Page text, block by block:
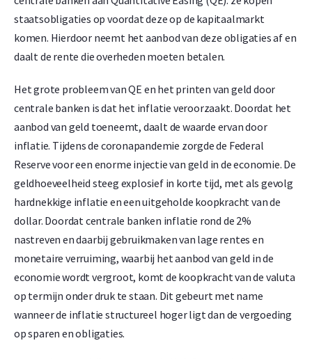
staatsobligaties op voordat deze op de kapitaalmarkt
komen. Hierdoor neemt het aanbod van deze obligaties af en
daalt de rente die overheden moeten betalen.
Het grote probleem van QE en het printen van geld door
centrale banken is dat het inflatie veroorzaakt. Doordat het
aanbod van geld toeneemt, daalt de waarde ervan door
inflatie. Tijdens de coronapandemie zorgde de Federal
Reserve voor een enorme injectie van geld in de economie. De
geldhoeveelheid steeg explosief in korte tijd, met als gevolg
hardnekkige inflatie en een uitgeholde koopkracht van de
dollar. Doordat centrale banken inflatie rond de 2%
nastreven en daarbij gebruikmaken van lage rentes en
monetaire verruiming, waarbij het aanbod van geld in de
economie wordt vergroot, komt de koopkracht van de valuta
op termijn onder druk te staan. Dit gebeurt met name
wanneer de inflatie structureel hoger ligt dan de vergoeding
op sparen en obligaties.